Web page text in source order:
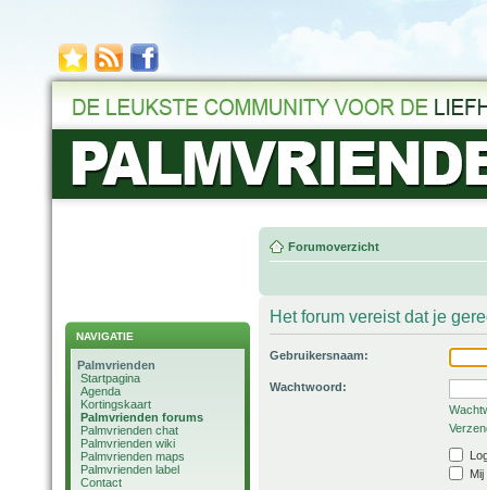
NAVIGATIE
Palmvrienden
Startpagina
Agenda
Kortingskaart
Palmvrienden forums
Palmvrienden chat
Palmvrienden wiki
Palmvrienden maps
Palmvrienden label
Contact
Forumoverzicht
Het forum vereist dat je
Gebruikersnaam:
Wachtwoord: